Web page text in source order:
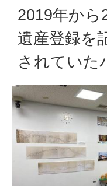
2019年から
遺産登録を
されていた